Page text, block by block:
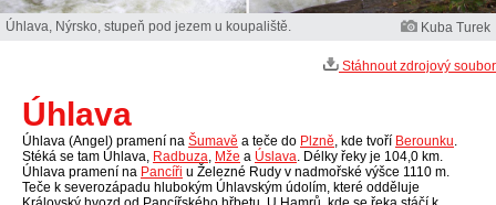
Úhlava, Nýrsko, stupeň pod jezem u koupaliště. Kuba Turek
Stáhnout zdrojový soubor
Úhlava
Úhlava (Angel) pramení na Šumavě a teče do Plzně , kde tvoří Berounku
Stéká se tam Úhlava, Radbuza Mže a Úslava . Délky řeky je 104,0 km.
Úhlava pramení na Pancíři u Železné Rudy v nadmořské výšce 1110 m.
Teče k severozápadu hlubokým Úhlavským údolím, které odděluje